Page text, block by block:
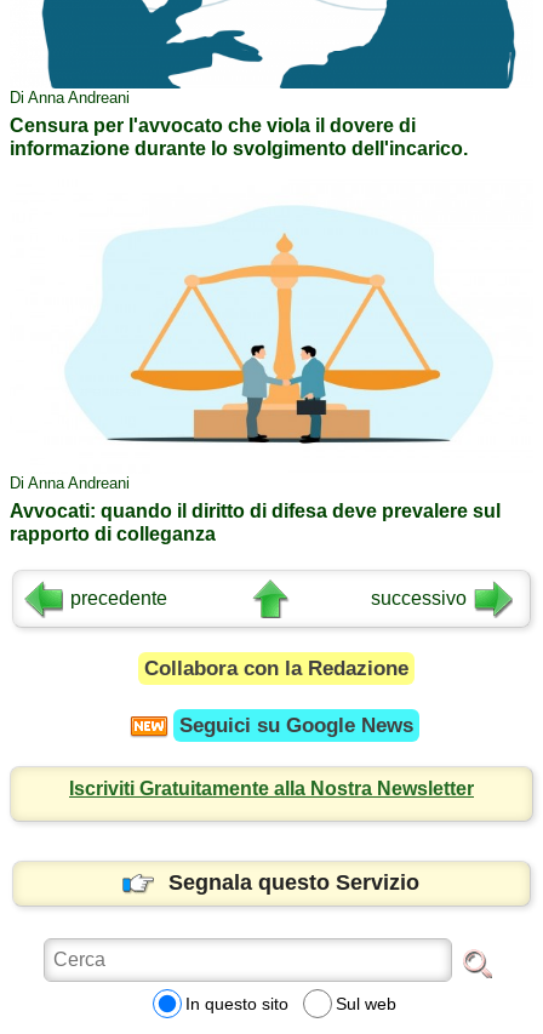
Di Anna Andreani
Censura per l'avvocato che viola il dovere di
informazione durante lo svolgimento dell'incarico.
Di Anna Andreani
Avvocati: quando il diritto di difesa deve prevalere sul
rapporto di colleganza
precedente successivo
Collabora con la Redazione
Seguici su Google News
Iscriviti Gratuitamente alla Nostra Newsletter
Segnala questo Servizio
In questo sito Sul web